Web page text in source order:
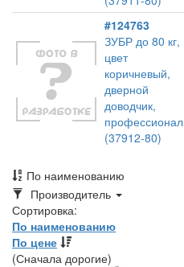
#124763
ЗУБР до 80 кг,
цвет
коричневый,
дверной
доводчик,
профессионал
(37912-80)
По наименованию
Производитель
Toggle
Сортировка:
По наименованию
По цене
(Сначала дорогие)